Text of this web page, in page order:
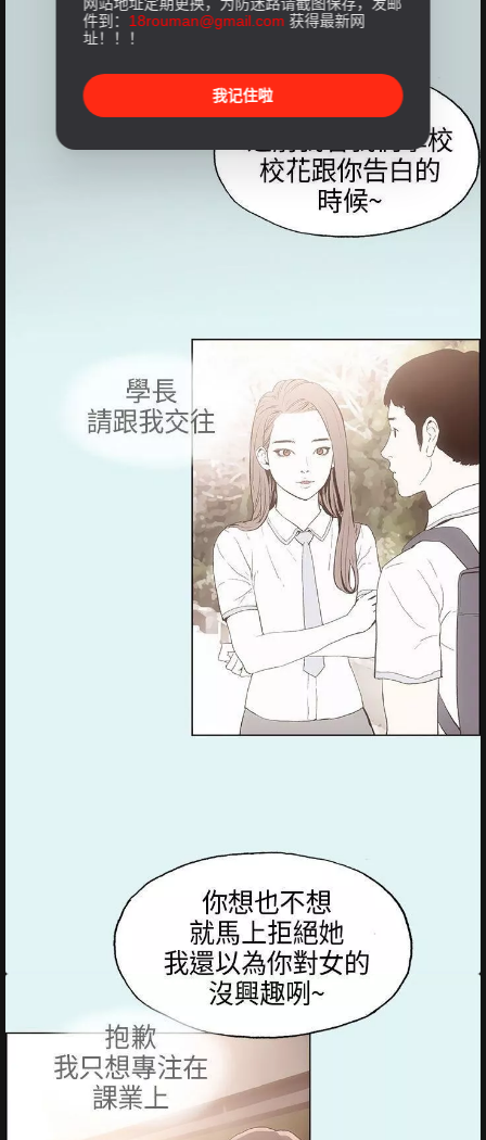
件到： 18rouman@gmail.com 获得最新网
址！！！
我记住啦